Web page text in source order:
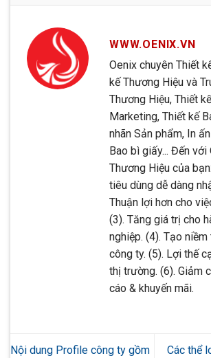
WWW.OENIX.VN
Oenix chuyên Thiết
kế Thương Hiệu và
Thương Hiệu, Thiết
Marketing, Thiết kế
nhãn Sản phẩm, In
Bao bì giấy... Đến với
Thương Hiệu của
tiêu dùng dễ dàng
Thuận lợi hơn cho
(3). Tăng giá trị cho
nghiệp. (4). Tạo
công ty. (5). Lợi thế
thị trường. (6). Giảm
cáo & khuyến mãi.
Nội dung Profile công ty gồm
Các thể